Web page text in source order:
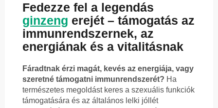
Fedezze fel a legendás
ginzeng erejét – támogatás az
immunrendszernek, az
energiának és a vitalitásnak
Fáradtnak érzi magát, kevés az energiája, vagy
szeretné támogatni immunrendszerét? Ha
természetes megoldást keres a szexuális funkciók
támogatására és az általános lelki jóllét